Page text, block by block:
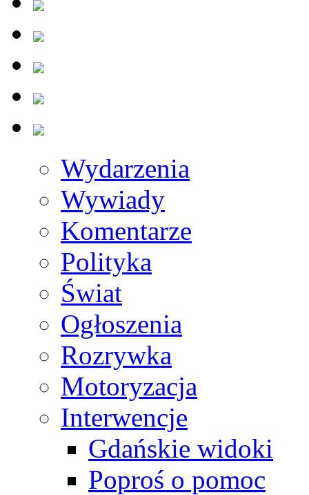
Wydarzenia
Wywiady
Komentarze
Polityka
Świat
Ogłoszenia
Rozrywka
Motoryzacja
Interwencje
Gdańskie widoki
Poproś o pomoc